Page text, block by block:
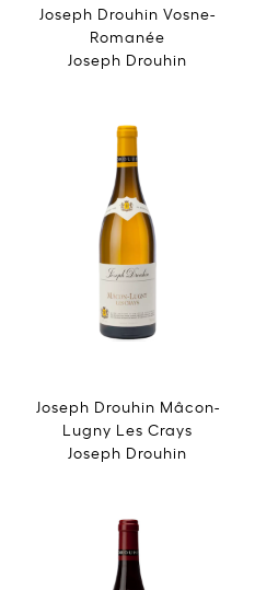
Joseph Drouhin Vosne-
Romanée
Joseph Drouhin
Joseph Drouhin Mâcon-
Lugny Les Crays
Joseph Drouhin